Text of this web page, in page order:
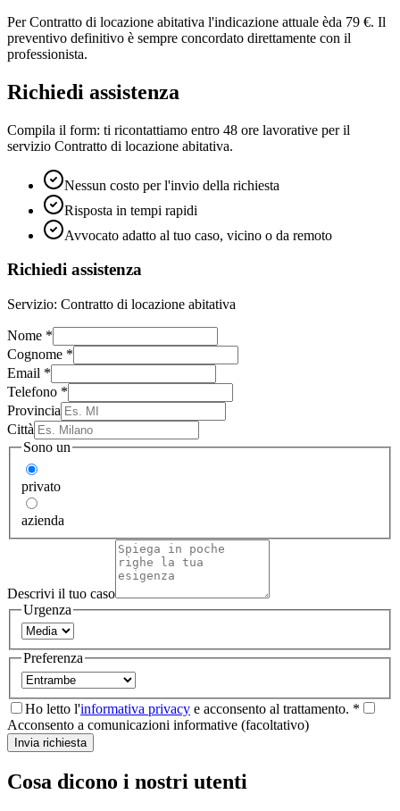
PerContratto di locazione abitativa l'indicazione attuale èda 79 €. Il
preventivo definitivo è sempre concordato direttamente con il
professionista.
Richiedi assistenza
Compila il form: ti ricontattiamo entro 48 ore lavorative per il
servizio Contratto di locazione abitativa.
Nessun costo per l'invio della richiesta
Risposta in tempi rapidi
Avvocato adatto al tuo caso, vicino o da remoto
Richiedi assistenza
Servizio: Contratto di locazione abitativa
Nome *
Cognome *
Email *
Telefono *
Provincia
Città
Sono un
privato
azienda
Descrivi il tuo caso
Urgenza
Preferenza
Ho letto l'informativa privacy e acconsento al trattamento. *
Acconsento a comunicazioni informative (facoltativo)
Invia richiesta
Cosa dicono i nostri utenti